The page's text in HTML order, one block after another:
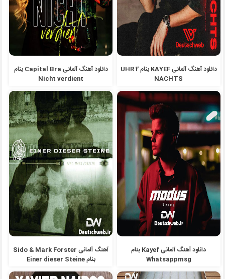
دانلود آهنگ آلمانی KAYEF بنام 2 UHR
NACHTS
دانلود آهنگ آلمانی Capital Bra بنام
Nicht verdient
دانلود آهنگ آلمانی Kayef بنام
Whatsappmsg
آهنگ آلمانی Sido & Mark Forster
بنام Einer dieser Steine